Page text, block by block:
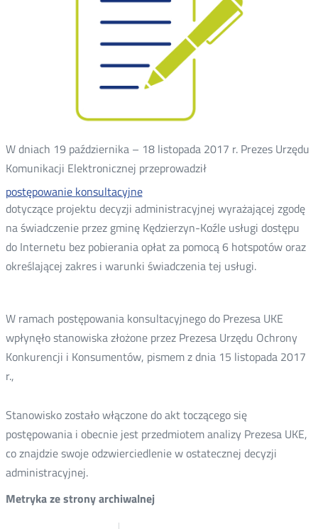
W dniach 19 października – 18 listopada 2017 r. Prezes Urzędu
Komunikacji Elektronicznej przeprowadził
postępowanie konsultacyjne
dotyczące projektu decyzji administracyjnej wyrażającej zgodę
na świadczenie przez gminę Kędzierzyn-Koźle usługi dostępu
do Internetu bez pobierania opłat za pomocą 6 hotspotów oraz
określającej zakres i warunki świadczenia tej usługi.
W ramach postępowania konsultacyjnego do Prezesa UKE
wpłynęło stanowiska złożone przez Prezesa Urzędu Ochrony
Konkurencji i Konsumentów, pismem z dnia 15 listopada 2017
r.,
Stanowisko zostało włączone do akt toczącego się
postępowania i obecnie jest przedmiotem analizy Prezesa UKE,
co znajdzie swoje odzwierciedlenie w ostatecznej decyzji
administracyjnej.
Metryka ze strony archiwalnej